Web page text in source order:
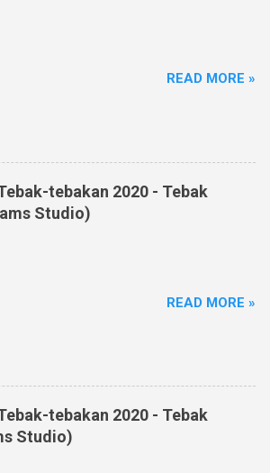
READ MORE »
tebakan 2020 - Tebak
Studio)
READ MORE »
tebakan 2020 - Tebak
Studio)